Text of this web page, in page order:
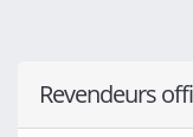
Revendeurs